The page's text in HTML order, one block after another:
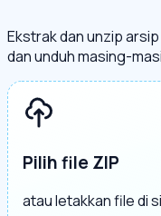
Ekstrak dan unzip
dan unduh masing-
Pilih file ZIP
atau letakkan file di